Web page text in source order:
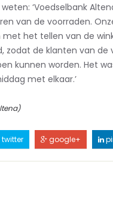
‘Voedselbank
van de voorraden.
het tellen van de
zodat de klanten van de
kunnen worden. Het
met elkaar.’
twitter google+